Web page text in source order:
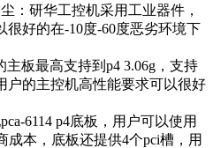
研华工控机采用工业器件，
好的在-10度-60度恶劣环境下
板最高支持到p4 3.06g，支持
户的主控机高性能要求可以很好
6114 p4底板，用户可以使用
成本，底板还提供4个pci槽，用